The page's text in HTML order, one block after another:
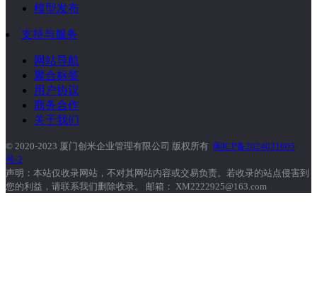
模型发布
支持与服务
网站导航
聚合标签
用户协议
商务合作
关于我们
© 2020-2023 厦门创米企业管理有限公司 版权所有 闽ICP备2024031605
号-2
声明：本站仅收录网站，不对其网站内容或交易负责。若收录的站点侵害到
您的利益，请联系我们删除收录。 邮箱： XM2222925@163.com